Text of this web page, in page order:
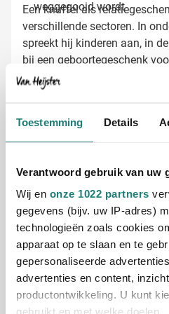
Toestemming Details
Verantwoord gebruik van uw
Wij en onze 1022 partners
gegevens (bijv. uw IP-adres)
technologieën zoals cookies
apparaat op te slaan en te
gepersonaliseerde
advertenties en content,
productontwikkeling. U kunt
gebruikt en met welke doelen.
weggegooid wordt
Een knuffel als
verschillende sectoren. In
spreekt hij kinderen aan, in
bij een geboortegeschenk
een blijvende herinnering.
hond Liza bovendien een
Bij Van Heijster
deze hondenknuffel een
Bedrukking van je logo op
Een passende tekst of
Verschillende namen voor
touch
Gratis digitaal voorbeeld
knuffel
Benieuwd hoe jouw logo er
hondenknuffel Liza? Vraag